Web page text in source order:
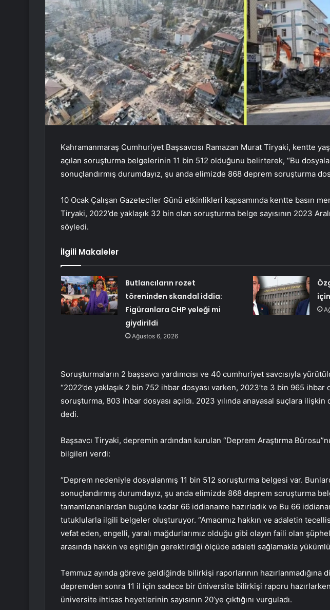
Kahramanmaraş Cumhuriyet Başsavcısı Ramazan Murat Tiryaki, kentte
açılan soruşturma belgelerinin 11 bin 512 olduğunu belirterek, “Bu
sonuçlandırmış durumdayız, şu anda elimizde 868 deprem soruşturma
10 Ocak Çalışan Gazeteciler Günü etkinlikleri kapsamında kentte basın
Tiryaki, 2022’de yaklaşık 32 bin olan soruşturma belge sayısının 2023
söyledi.
İlgili Makaleler
Butlancıların rozet
töreninden skandal iddia:
Figüranlara CHP yeleği mi
giydirildi
Ağustos 6, 2026
Soruşturmaların 2 başsavcı yardımcısı ve 40 cumhuriyet savcısıyla
“2022’de yaklaşık 2 bin 752 ihbar dosyası varken, 2023’te 3 bin 965 ihbar
soruşturma, 803 ihbar dosyası açıldı. 2023 yılında anayasal suçlara ilişkin
dedi.
Başsavcı Tiryaki, depremin ardından kurulan “Deprem Araştırma
bilgileri verdi:
“Deprem nedeniyle dosyalanmış 11 bin 512 soruşturma belgesi var.
sonuçlandırmış durumdayız, şu anda elimizde 868 deprem soruşturma
tamamlananlardan bugüne kadar 66 iddianame hazırladık ve Bu 66
tutuklularla ilgili belgeler oluşturuyor. “Amacımız hakkın ve adaletin
vefat eden, engelli, yaralı mağdurlarımız olduğu gibi olayın faili olan
arasında hakkın ve eşitliğin gerektirdiği ölçüde adaleti sağlamakla
Temmuz ayında göreve geldiğinde bilirkişi raporlarının hazırlanmadığına
depremden sonra 11 il için sadece bir üniversite bilirkişi raporu
üniversite ihtisas heyetlerinin sayısının 20’ye çıktığını vurguladı.